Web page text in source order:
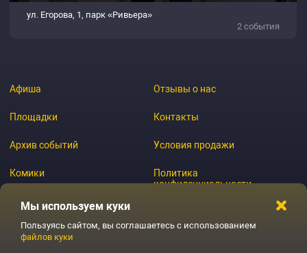
ул. Егорова, 1, парк «Ривьера»
2 события
Афиша
Площадки
Архив событий
Комики
Журнал
Отзывы о нас
Контакты
Условия продажи
Политика
конфиденциальности
Мы используем куки
Пользуясь сайтом, вы соглашаетесь с использованием
файлов куки